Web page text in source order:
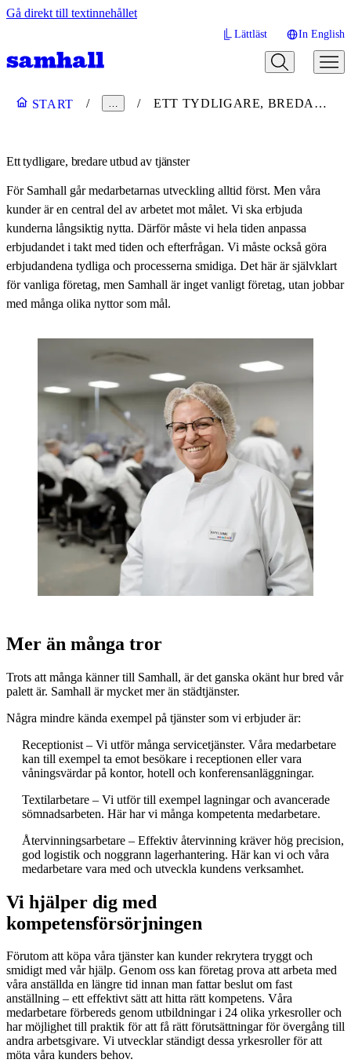
Gå direkt till textinnehållet
Lättläst In English
START … ETT TYDLIGARE, BREDARE UTBUD AV TJÄNSTER
Ett tydligare, bredare utbud av tjänster
För Samhall går medarbetarnas utveckling alltid först. Men våra
kunder är en central del av arbetet mot målet. Vi ska erbjuda
kunderna långsiktig nytta. Därför måste vi hela tiden anpassa
erbjudandet i takt med tiden och efterfrågan. Vi måste också göra
erbjudandena tydliga och processerna smidiga. Det här är självklart
för vanliga företag, men Samhall är inget vanligt företag, utan jobbar
med många olika nyttor som mål.
Mer än många tror
Trots att många känner till Samhall, är det ganska okänt hur bred vår
palett är. Samhall är mycket mer än städtjänster.
Några mindre kända exempel på tjänster som vi erbjuder är:
Receptionist – Vi utför många servicetjänster. Våra medarbetare
kan till exempel ta emot besökare i receptionen eller vara
våningsvärdar på kontor, hotell och konferensanläggningar.
Textilarbetare – Vi utför till exempel lagningar och avancerade
sömnadsarbeten. Här har vi många kompetenta medarbetare.
Återvinningsarbetare – Effektiv återvinning kräver hög precision,
god logistik och noggrann lagerhantering. Här kan vi och våra
medarbetare vara med och utveckla kundens verksamhet.
Vi hjälper dig med
kompetensförsörjningen
Förutom att köpa våra tjänster kan kunder rekrytera tryggt och
smidigt med vår hjälp. Genom oss kan företag prova att arbeta med
våra anställda en längre tid innan man fattar beslut om fast
anställning – ett effektivt sätt att hitta rätt kompetens. Våra
medarbetare förbereds genom utbildningar i 24 olika yrkesroller och
har möjlighet till praktik för att få rätt förutsättningar för övergång till
andra arbetsgivare. Vi utvecklar ständigt dessa yrkesroller för att
möta våra kunders behov.